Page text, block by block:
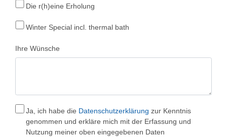
Die r(h)eine Erholung
Winter Special incl. thermal bath
Ihre Wünsche
Ja, ich habe die Datenschutzerklärung zur Kenntnis
genommen und erkläre mich mit der Erfassung und
Nutzung meiner oben eingegebenen Daten